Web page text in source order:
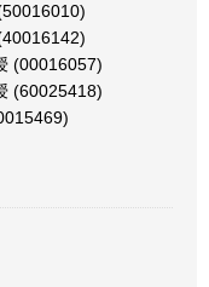
(00016057)
(60025418)